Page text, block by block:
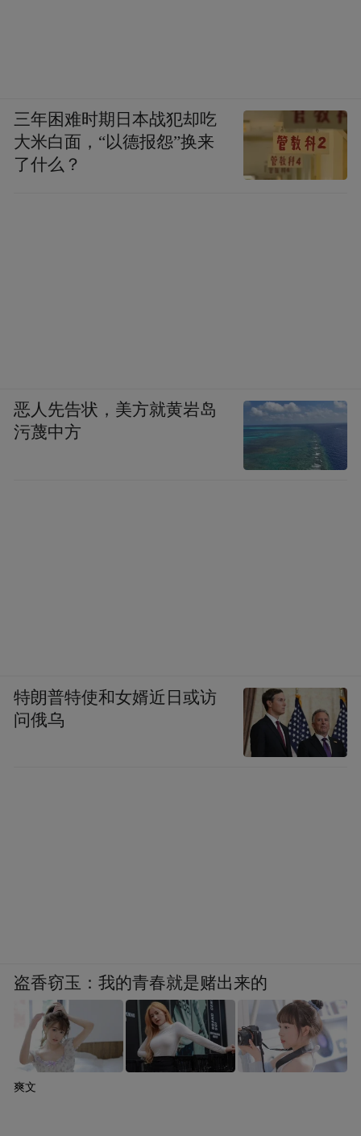
三年困难时期日本战犯却吃
大米白面，“以德报怨”换来
了什么？
恶人先告状，美方就黄岩岛
污蔑中方
特朗普特使和女婿近日或访
问俄乌
盗香窃玉：我的青春就是赌出来的
爽文